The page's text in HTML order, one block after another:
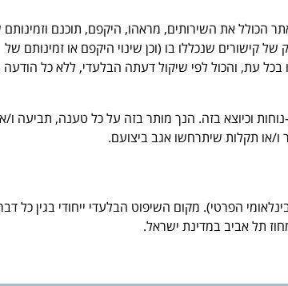
הכולל את השירותים, מראהו, היקפם, תוכנם
קישורים שנכללו בו (וכן שינוי היקפם או זמינותם של
בכל עת, והכול לפי שיקול דעתה הבלעדי, ללא כל
וכיוצא בזה. הנך מותר בזה על כל טענה, תביעה ו/
הפרטי). מקום השיפוט הבלעדי ייחודי בגין כל דבר
תל אביב במדינת ישראל.